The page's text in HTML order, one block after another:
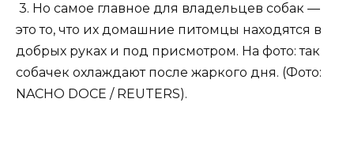
3. Но самое главное для владельцев собак —
это то, что их домашние питомцы находятся в
добрых руках и под присмотром. На фото: так
собачек охлаждают после жаркого дня. (Фото:
NACHO DOCE / REUTERS).